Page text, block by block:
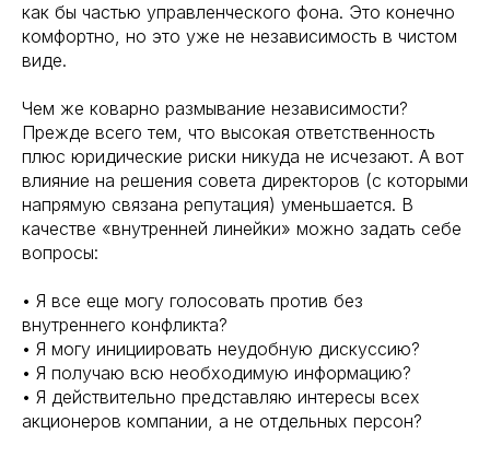
как бы частью управленческого фона. Это конечно
комфортно, но это уже не независимость в чистом
виде.
Чем же коварно размывание независимости?
Прежде всего тем, что высокая ответственность
плюс юридические риски никуда не исчезают. А вот
влияние на решения совета директоров (с которыми
напрямую связана репутация) уменьшается. В
качестве «внутренней линейки» можно задать себе
вопросы:
• Я все еще могу голосовать против без
внутреннего конфликта?
• Я могу инициировать неудобную дискуссию?
• Я получаю всю необходимую информацию?
• Я действительно представляю интересы всех
акционеров компании, а не отдельных персон?